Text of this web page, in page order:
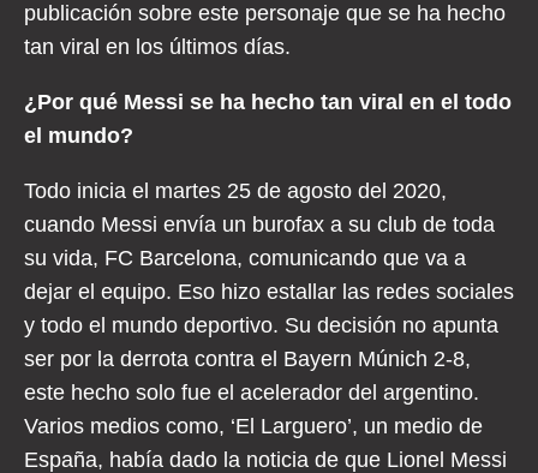
publicación sobre este personaje que se ha hecho
tan viral en los últimos días.
¿Por qué Messi se ha hecho tan viral en el todo
el mundo?
Todo inicia el martes 25 de agosto del 2020,
cuando Messi envía un burofax a su club de toda
su vida, FC Barcelona, comunicando que va a
dejar el equipo. Eso hizo estallar las redes sociales
y todo el mundo deportivo. Su decisión no apunta
ser por la derrota contra el Bayern Múnich 2-8,
este hecho solo fue el acelerador del argentino.
Varios medios como, ‘El Larguero’, un medio de
España, había dado la noticia de que Lionel Messi